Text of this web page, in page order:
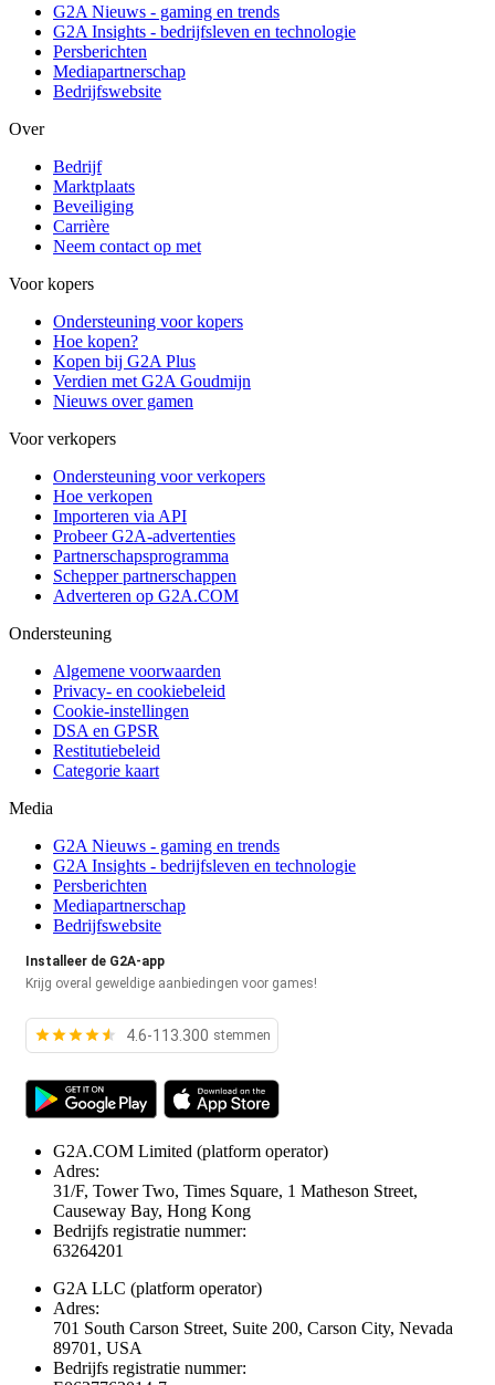
G2A Nieuws - gaming en trends
G2A Insights - bedrijfsleven en technologie
Persberichten
Mediapartnerschap
Bedrijfswebsite
Over
Bedrijf
Marktplaats
Beveiliging
Carrière
Neem contact op met
Voor kopers
Ondersteuning voor kopers
Hoe kopen?
Kopen bij G2A Plus
Verdien met G2A Goudmijn
Nieuws over gamen
Voor verkopers
Ondersteuning voor verkopers
Hoe verkopen
Importeren via API
Probeer G2A-advertenties
Partnerschapsprogramma
Schepper partnerschappen
Adverteren op G2A.COM
Ondersteuning
Algemene voorwaarden
Privacy- en cookiebeleid
Cookie-instellingen
DSA en GPSR
Restitutiebeleid
Categorie kaart
Media
G2A Nieuws - gaming en trends
G2A Insights - bedrijfsleven en technologie
Persberichten
Mediapartnerschap
Bedrijfswebsite
Installeer de G2A-app
Krijg overal geweldige aanbiedingen voor games!
4.6-113.300 stemmen
G2A.COM Limited (platform operator)
Adres:
31/F, Tower Two, Times Square, 1 Matheson Street,
Causeway Bay, Hong Kong
Bedrijfs registratie nummer:
63264201
G2A LLC (platform operator)
Adres:
701 South Carson Street, Suite 200, Carson City, Nevada
89701, USA
Bedrijfs registratie nummer: